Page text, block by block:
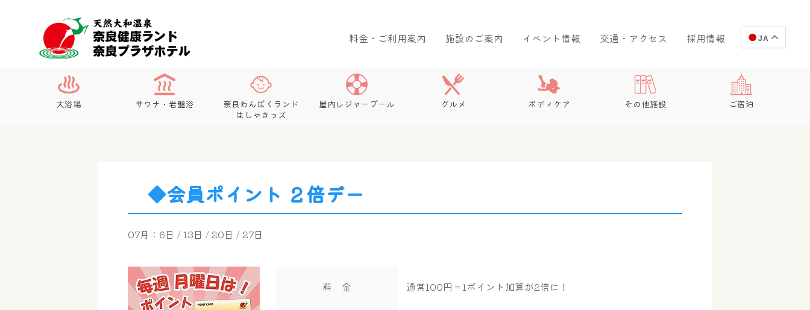
料金・ご利用案内 施設のご案内 イベント情報 交通・アクセス 採用情報 JA
大浴場 サウナ・岩盤浴
奈良わんぱくランド
はしゃきっズ
屋内レジャープール グルメ ボディケア その他施設 ご宿泊
◆会員ポイント ２倍デー
07月：6日 / 13日 / 20日 / 27日
料 金 通常100円＝1ポイント加算が2倍に！